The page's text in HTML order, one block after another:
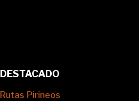
DESTACADO
Rutas Pirineos